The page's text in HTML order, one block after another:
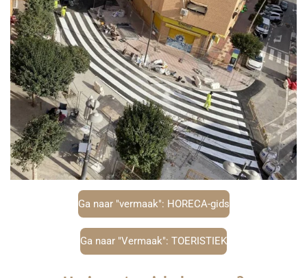
Ga naar "vermaak": HORECA-gids
Ga naar "Vermaak": TOERISTIEK